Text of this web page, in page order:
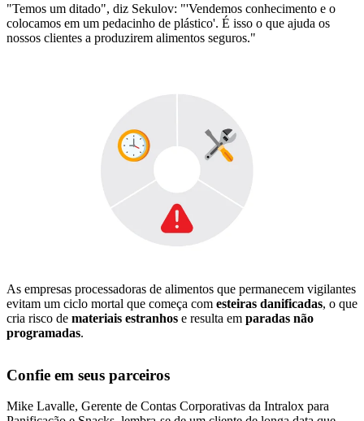
"Temos um ditado", diz Sekulov: "'Vendemos conhecimento e o
colocamos em um pedacinho de plástico'. É isso o que ajuda os
nossos clientes a produzirem alimentos seguros."
As empresas processadoras de alimentos que permanecem vigilantes
evitam um ciclo mortal que começa com esteiras danificadas, o que
cria risco de materiais estranhos e resulta em paradas não
programadas.
Confie em seus parceiros
Mike Lavalle, Gerente de Contas Corporativas da Intralox para